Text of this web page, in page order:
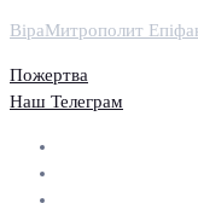
ВіраМитрополит
Пожертва
Наш Телеграм